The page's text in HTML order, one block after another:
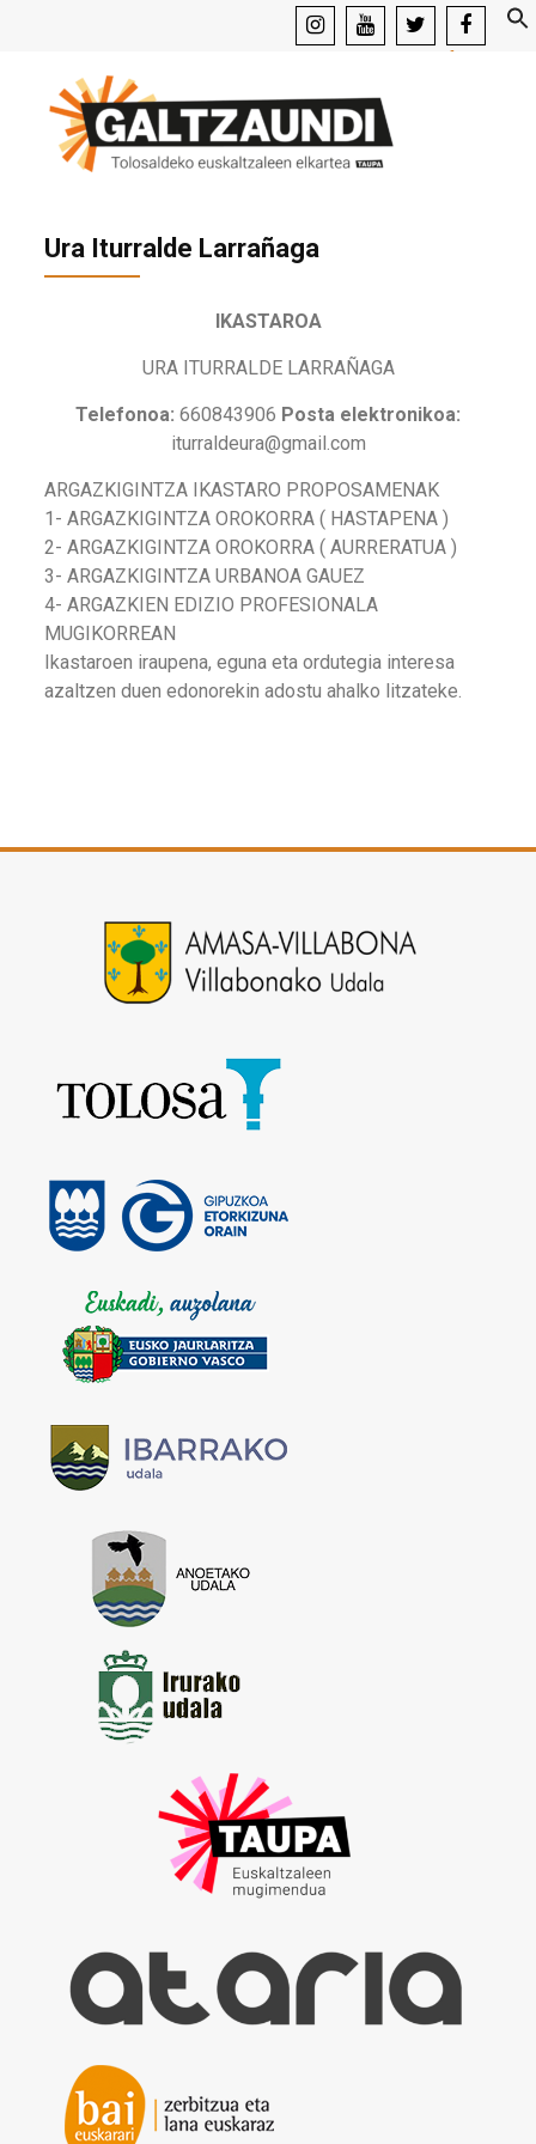
facebook
Ura Iturralde Larrañaga
IKASTAROA
URA ITURRALDE LARRAÑAGA
Telefonoa: 660843906 Posta elektronikoa:
iturraldeura@gmail.com
ARGAZKIGINTZA IKASTARO PROPOSAMENAK
1- ARGAZKIGINTZA OROKORRA ( HASTAPENA )
2- ARGAZKIGINTZA OROKORRA ( AURRERATUA )
3- ARGAZKIGINTZA URBANOA GAUEZ
4- ARGAZKIEN EDIZIO PROFESIONALA
MUGIKORREAN
Ikastaroen iraupena, eguna eta ordutegia interesa
azaltzen duen edonorekin adostu ahalko litzateke.